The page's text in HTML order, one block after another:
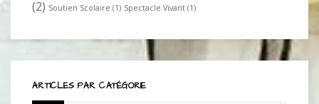
(2) Soutien Scolaire (1) Spectacle Vivant (1)
ARTICLES PAR CATÉGORIE